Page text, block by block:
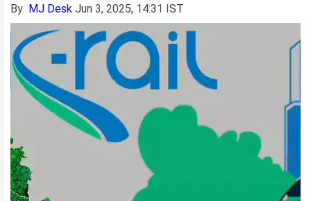
By MJ Desk Jun 3, 2025, 14:31 IST